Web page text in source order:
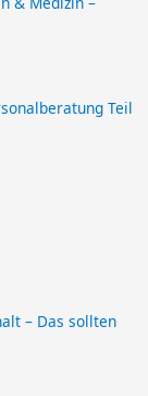
– Das sollten